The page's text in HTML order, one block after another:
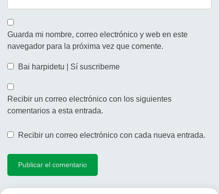
Guarda mi nombre, correo electrónico y web en este
navegador para la próxima vez que comente.
Bai harpidetu | Sí suscribeme
Recibir un correo electrónico con los siguientes
comentarios a esta entrada.
Recibir un correo electrónico con cada nueva entrada.